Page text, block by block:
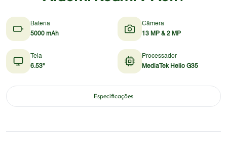
Bateria
5000 mAh
Câmera
13 MP & 2 MP
Tela
6.53"
Processador
MediaTek Helio G35
Especificações